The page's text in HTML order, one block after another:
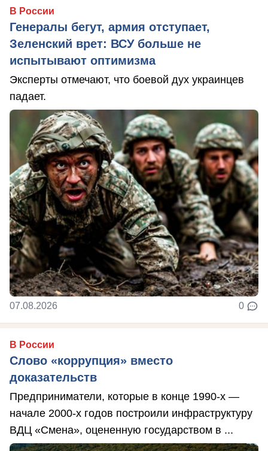
В России
Генералы бегут, армия отступает,
Зеленский врет: ВСУ больше не
испытывают оптимизма
Эксперты отмечают, что боевой дух украинцев
падает.
07.08.2026 0
В России
Слово «коррупция» вместо
доказательств
Предприниматели, которые в конце 1990-х —
начале 2000-х годов построили инфраструктуру
ВДЦ «Смена», оцененную государством в ...